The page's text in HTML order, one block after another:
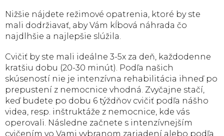
Nižšie nájdete režimové opatrenia, ktoré by ste
mali dodržiavať, aby Vám kĺbová náhrada čo
najdlhšie a najlepšie slúžila.
Cvičiť by ste mali ideálne 3-5x za deň, každodenne
kratšiu dobu (20-30 minút). Podľa našich
skúseností nie je intenzívna rehabilitácia ihneď po
prepustení z nemocnice vhodná. Zvyčajne stačí,
keď budete po dobu 6 týždňov cvičiť podľa nášho
videa, resp. inštruktáže z nemocnice, kde vás
operovali. Následne začnete s intenzívnejším
cvičením vo Vami vybranom zariadení alebo podľa